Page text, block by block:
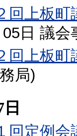
回上板
日 議会
回上板町
局)
回定例会